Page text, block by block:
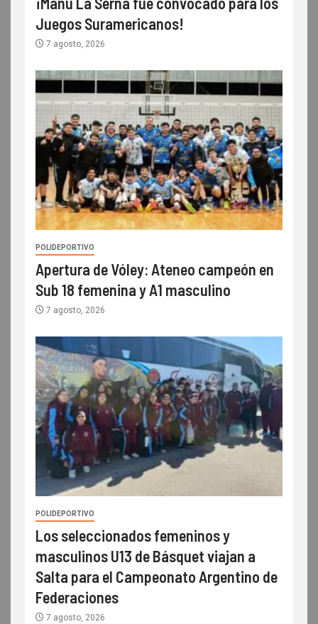
Juegos Suramericanos!
7 agosto, 2026
POLIDEPORTIVO
Apertura de Vóley: Ateneo campeón en
Sub 18 femenina y A1 masculino
7 agosto, 2026
POLIDEPORTIVO
Los seleccionados femeninos y
masculinos U13 de Básquet viajan a
Salta para el Campeonato Argentino de
Federaciones
7 agosto, 2026